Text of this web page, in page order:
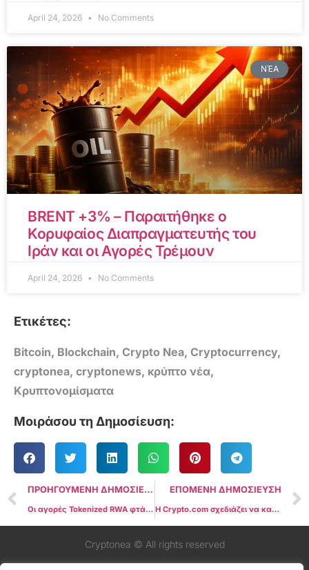
April 24, 2026 No Comments
ΝΈΑ
BRENT +3% – Παραιτήθηκε ο
Κορυφαίος Διαπραγματευτής του
Ιράν και οι Αγορές Τρέμουν
April 24, 2026 No Comments
Ετικέτες:
Bitcoin, Blockchain, Crypto Nea, Cryptocurrency,
cryptonea, cryptonews, κρύπτο νέα,
Κρυπτονομίσματα
Μοιράσου τη Δημοσίευση:
ΠΡΟΗΓΟΥΜΕΝΗ ΔΗΜΟΣΙΕΥΣΗ
Οι αγορές Tokenized RWA φτάνουν σε ιστορικά υψηλά καθώς η ανάκαμψη των κρυπτονομισμάτων επιταχύνεται
ΕΠΟΜΕΝΗ ΔΗΜΟΣΙΕΥΣΗ
Η Crypto.com σχεδιάζει να καταθέσει Cronos ETF και να ξεκινήσει Stablecoin το 2025
Cryptonea © All rights reserved